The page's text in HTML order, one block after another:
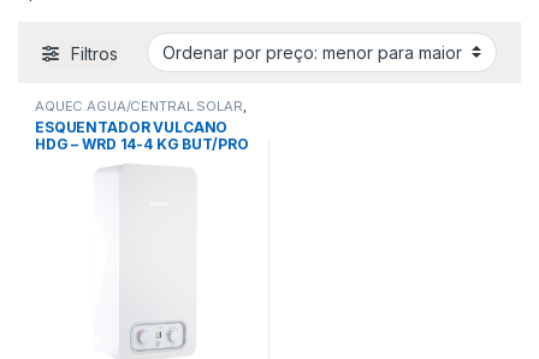
Filtros
AQUEC.ÁGUA/CENTRAL SOLAR
ESQUENTADORES
ESQUENTADOR VULCANO
HDG – WRD 14-4 KG BUT/PRO